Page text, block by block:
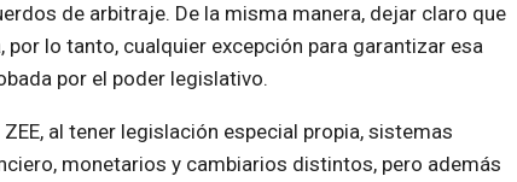
de arbitraje. De la misma manera, dejar claro que
lo tanto, cualquier excepción para garantizar esa
por el poder legislativo.
al tener legislación especial propia, sistemas
monetarios y cambiarios distintos, pero además